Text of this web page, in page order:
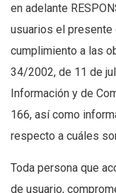
en adelante
usuarios el presente
cumplimiento a las
34/2002, de 11 de
Información y de
166, así como
respecto a cuáles
Toda persona que
de usuario,